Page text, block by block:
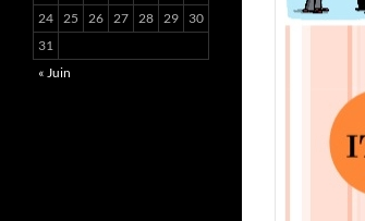
24 25 26 27 28 29
30
31
« Juin